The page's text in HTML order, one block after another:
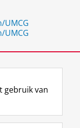
UMCG
UMCG
R I
Y
gebruik van